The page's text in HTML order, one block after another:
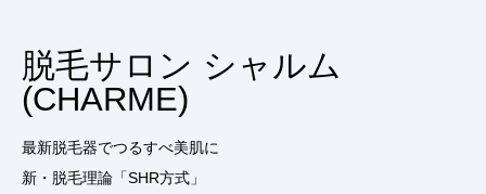
脱毛サロン シャルム
(CHARME)
最新脱毛器でつるすべ美肌に
新・脱毛理論「SHR方式」